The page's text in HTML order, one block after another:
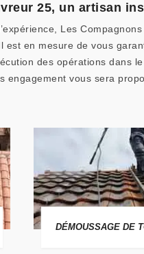
25, un artisan
Les
est en mesure de vous
des opérations dans
engagement vous sera
DÉMOUSSAGE DE